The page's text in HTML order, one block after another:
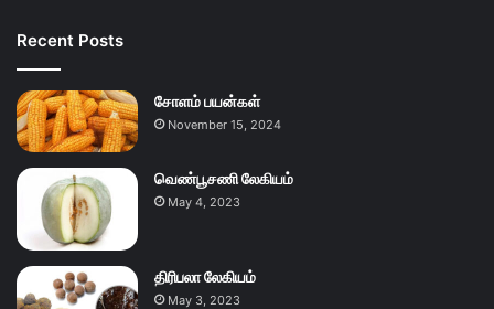
Recent Posts
சோளம் பயன்கள்
November 15, 2024
வெண்பூசணி லேகியம்
May 4, 2023
திரிபலா லேகியம்
May 3, 2023